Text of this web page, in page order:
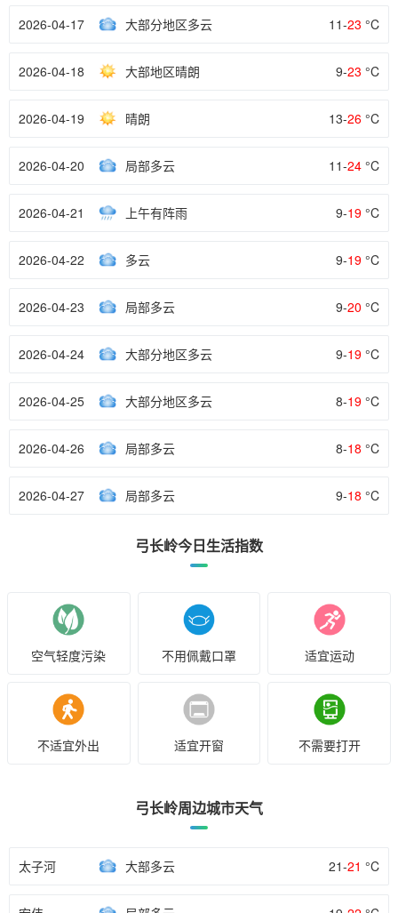
2026-04-17 大部分地区多云 11-23 °C
2026-04-18 大部地区晴朗 9-23 °C
2026-04-19 晴朗 13-26 °C
2026-04-20 局部多云 11-24 °C
2026-04-21 上午有阵雨 9-19 °C
2026-04-22 多云 9-19 °C
2026-04-23 局部多云 9-20 °C
2026-04-24 大部分地区多云 9-19 °C
2026-04-25 大部分地区多云 8-19 °C
2026-04-26 局部多云 8-18 °C
2026-04-27 局部多云 9-18 °C
弓长岭今日生活指数
空气轻度污染 不用佩戴口罩 适宜运动
不适宜外出 适宜开窗 不需要打开
弓长岭周边城市天气
太子河 大部多云 21-21 °C